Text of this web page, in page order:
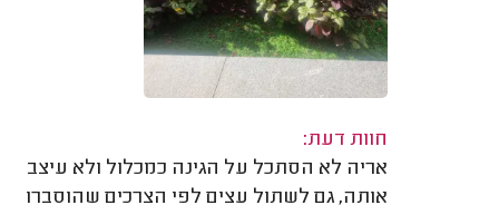
חוות דעת:
אריה לא הסתכל על הגינה כמכלול ולא עיצב
אותה, גם לשתול עצים לפי הצרכים שהוסברו